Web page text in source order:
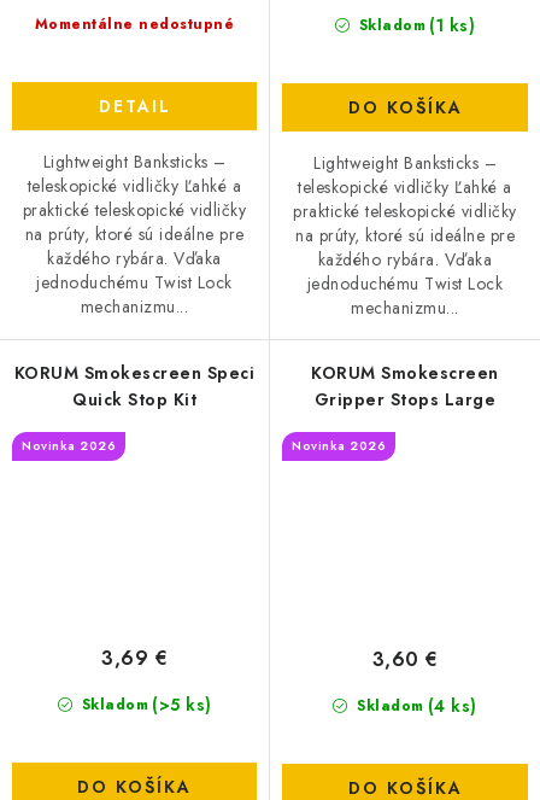
Momentálne nedostupné
DETAIL
Lightweight Banksticks –
teleskopické vidličky Ľahké a
praktické teleskopické vidličky
na prúty, ktoré sú ideálne pre
každého rybára. Vďaka
jednoduchému Twist Lock
mechanizmu...
Skladom (1 ks)
DO KOŠÍKA
Lightweight Banksticks –
teleskopické vidličky Ľahké a
praktické teleskopické vidličky
na prúty, ktoré sú ideálne pre
každého rybára. Vďaka
jednoduchému Twist Lock
mechanizmu...
KORUM Smokescreen Speci
Quick Stop Kit
Novinka 2026
Skladom (>5 ks)
3,69 €
DO KOŠÍKA
KORUM Smokescreen
Gripper Stops Large
Novinka 2026
Skladom (4 ks)
3,60 €
DO KOŠÍKA